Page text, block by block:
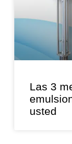
Las 3
usted